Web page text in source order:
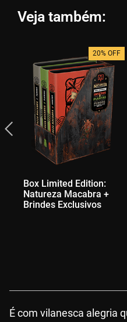
Veja também:
20% OFF
Box Limited Edition:
Natureza Macabra +
Brindes Exclusivos
É com vilanesca alegria